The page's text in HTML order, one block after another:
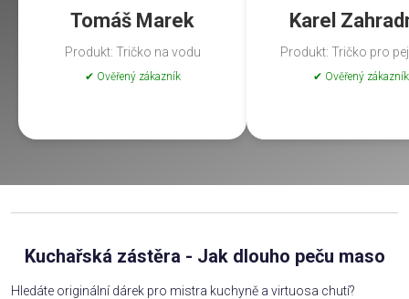
Tomáš Marek
Produkt: Tričko na vodu
✔ Ověřený zákazník
Karel
Produkt: Tričko pro
✔ Ověřený zákazník
Kuchařská zástěra - Jak dlouho peču maso
Hledáte originální dárek pro mistra kuchyně a virtuosa chutí?